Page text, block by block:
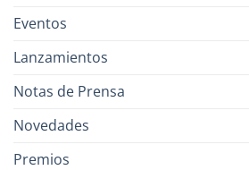
Eventos
Lanzamientos
Notas de Prensa
Novedades
Premios